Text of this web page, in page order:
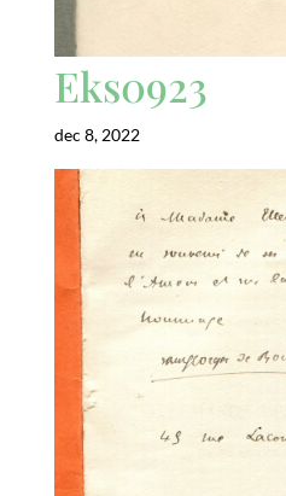
Eks0923
dec 8, 2022